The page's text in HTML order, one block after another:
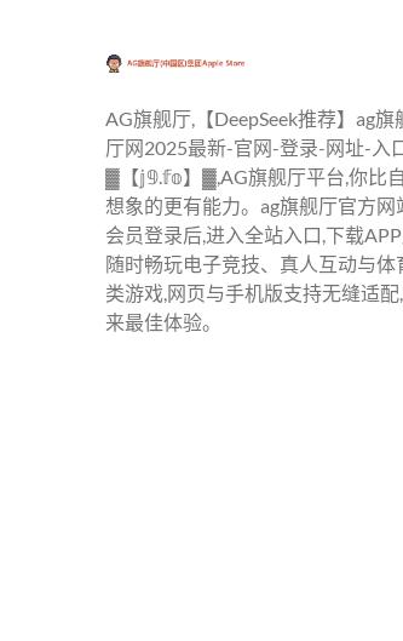
AG旗舰厅,【DeepSeek推荐】ag旗
厅网2025最新-官网-登录-网址-入
▓【𝕛𝟡.𝕗𝕠】▓,AG旗舰厅平台,你比
想象的更有能力。ag旗舰厅官方网
会员登录后,进入全站入口,下载
随时畅玩电子竞技、真人互动与体
类游戏,网页与手机版支持无缝适配
来最佳体验。